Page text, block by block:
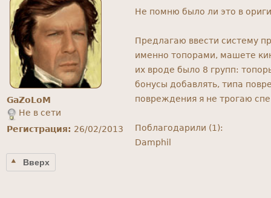
GaZoLoM
Не в сети
Регистрация: 26/02/2013
Не помню было ли это в
Предлагаю ввести систему
именно топорами, машете
их вроде было 8 групп:
бонусы добавлять, типа
повреждения я не трогаю
Поблагодарили (1):
Damphil
Вверх